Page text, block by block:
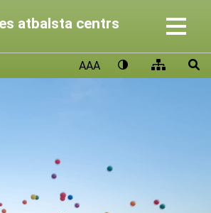
atbalsta centrs
AAA